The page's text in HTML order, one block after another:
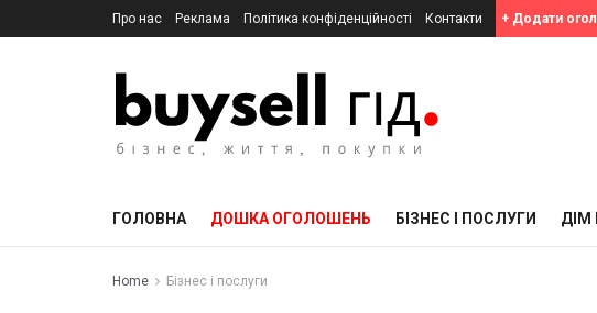
Про нас Реклама Політика конфіденційності Контакти + Додати
ГОЛОВНА ДОШКА ОГОЛОШЕНЬ БІЗНЕС І ПОСЛУГИ ДІМ
Home Бізнес і послуги